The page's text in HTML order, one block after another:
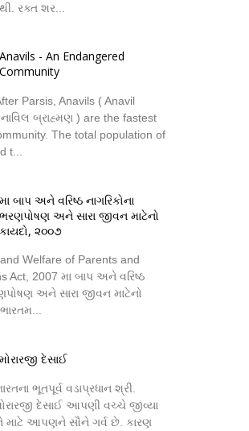
રક્ત શર...
Anavils - An Endangered
Community
Parsis, Anavils ( Anavil
બ્રાહ્મણ ) are the fastest
The total population of
t...
મા બાપ અને વરિષ્ઠ નાગરિકોના
ભરણપોષણ અને સારા જીવન માટેનો
કાયદો, ૨૦૦૭
Welfare of Parents and
Act, 2007 મા બાપ અને વરિષ્ઠ
અને સારા જીવન માટેનો
મોરારજી દેસાઈ
ભૂતપૂર્વ વડાપ્રધાન શ્રી.
દેસાઈ આપણી વચ્ચે જીવ્યા
માટે આપણને સૌને ગર્વ છે. કારણ